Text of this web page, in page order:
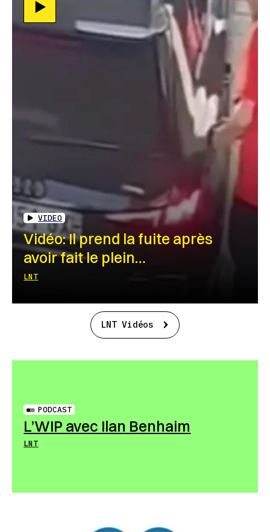
VIDEO
Vidéo: Il prend la fuite après
avoir fait le plein…
LNT
LNT Vidéos
PODCAST
L’WIP avec Ilan Benhaim
LNT